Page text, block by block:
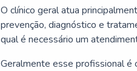
O clínico geral atua
prevenção, diagnóstico e
qual é necessário um
Geralmente esse profissional é